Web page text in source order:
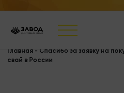
Главная - Спасибо за заявку на
свай в России